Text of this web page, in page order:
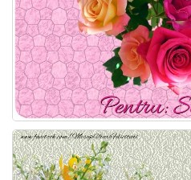
Felicitari zile saptamana
Felicitari muzicale
Felicitari muzicale personalizate
Felicitari animate
Invitatii personalizate